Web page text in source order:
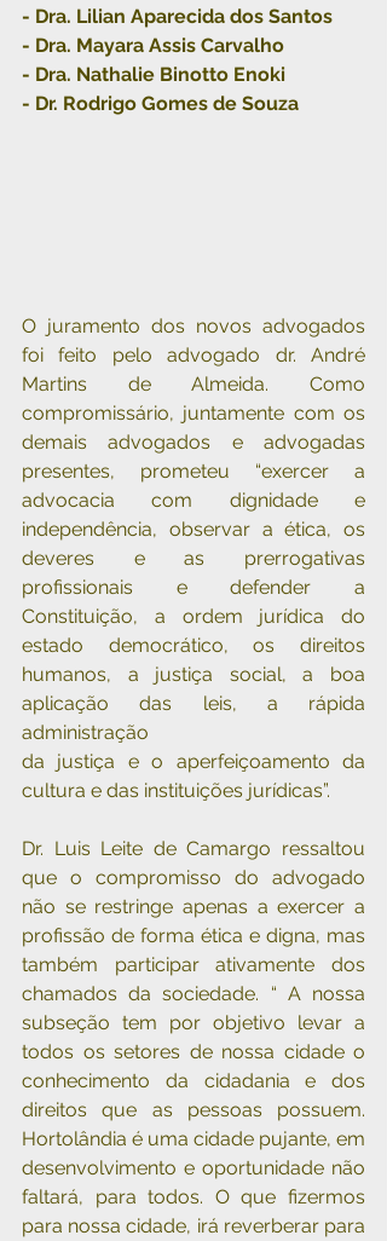
- Dra. Lilian Aparecida dos Santos
- Dra. Mayara Assis Carvalho
- Dra. Nathalie Binotto Enoki
- Dr. Rodrigo Gomes de Souza
O juramento dos novos advogados
foi feito pelo advogado dr. André
Martins de Almeida. Como
compromissário, juntamente com os
demais advogados e advogadas
presentes, prometeu “exercer a
advocacia com dignidade e
independência, observar a ética, os
deveres e as prerrogativas
profissionais e defender a
Constituição, a ordem jurídica do
estado democrático, os direitos
humanos, a justiça social, a boa
aplicação das leis, a rápida
administração
da justiça e o aperfeiçoamento da
cultura e das instituições jurídicas”.
Dr. Luis Leite de Camargo ressaltou
que o compromisso do advogado
não se restringe apenas a exercer a
profissão de forma ética e digna, mas
também participar ativamente dos
chamados da sociedade. “ A nossa
subseção tem por objetivo levar a
todos os setores de nossa cidade o
conhecimento da cidadania e dos
direitos que as pessoas possuem.
Hortolândia é uma cidade pujante, em
desenvolvimento e oportunidade não
faltará, para todos. O que fizermos
para nossa cidade, irá reverberar para